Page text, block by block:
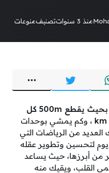
منذ 3 سنوات تصنيفمنوعات
يمارس أحمد رياضة المشي بحيث يقطع 500m كل
، وكم يمشي بوحدات
0.5 كم 50، هناك العديد من الرياضات التي
يوم لتحسين وتطوير عقله
من أبرزها، حيث يساعد
القلب، ويقيك منه